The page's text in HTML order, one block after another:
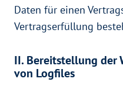
Daten für einen
Vertragserfüllung
II. Bereitstellung der
von Logfiles